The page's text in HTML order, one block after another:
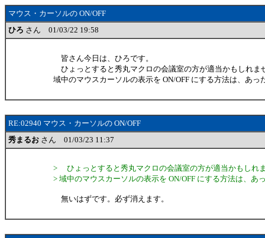
マウス・カーソルの ON/OFF
ひろ さん 01/03/22 19:58
皆さん今日は、ひろです。
ひょっとすると秀丸マクロの会議室の方が適当かもしれま
域中のマウスカーソルの表示を ON/OFF にする方法は、あっ
RE:02940 マウス・カーソルの ON/OFF
秀まるお さん 01/03/23 11:37
> ひょっとすると秀丸マクロの会議室の方が適当かもしれ
> 域中のマウスカーソルの表示を ON/OFF にする方法は、あ
無いはずです。必ず消えます。